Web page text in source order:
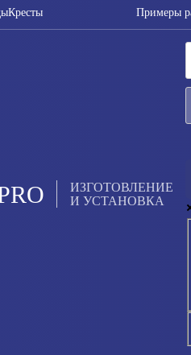
Кресты Примеры
ИЗГОТОВЛЕНИЕ
И УСТАНОВКА